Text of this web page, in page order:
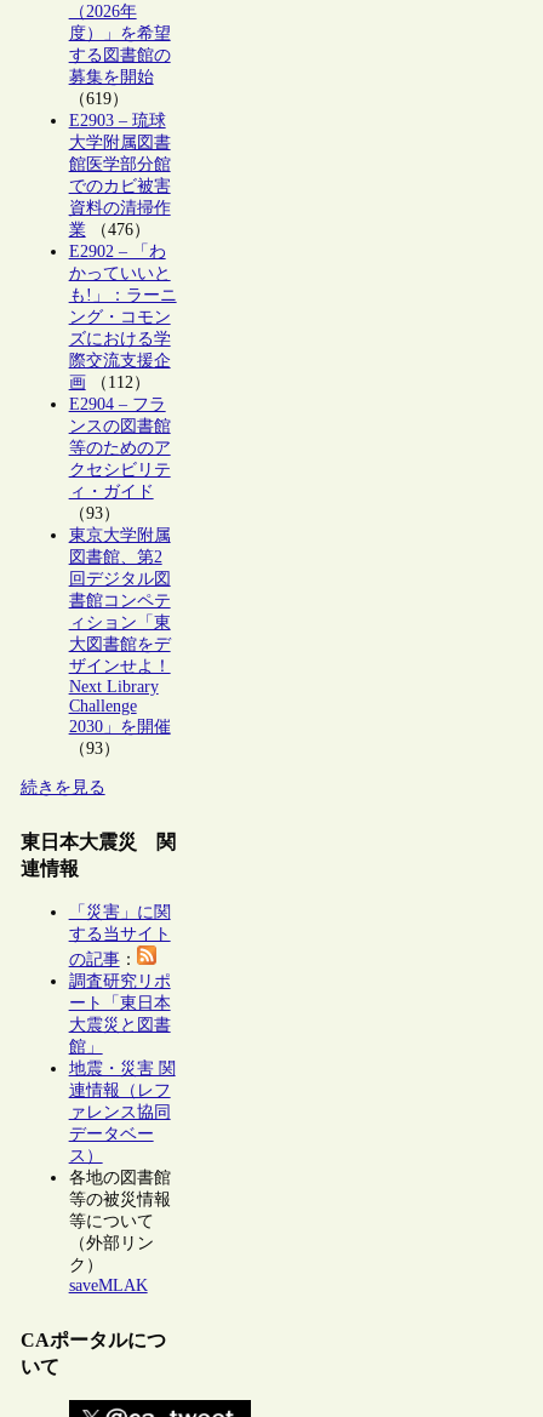
（2026年
度）」を希望
する図書館の
募集を開始
（619）
E2903 – 琉球
大学附属図書
館医学部分館
でのカビ被害
資料の清掃作
業（476）
E2902 – 「わ
かっていいと
も!」：ラーニ
ング・コモン
ズにおける学
際交流支援企
画 （112）
E2904 – フラ
ンスの図書館
等のためのア
クセシビリテ
ィ・ガイド
（93）
東京大学附属
図書館、第2
回デジタル図
書館コンペテ
ィション「東
大図書館をデ
ザインせよ！
Next Library
Challenge
2030」を開催
（93）
続きを見る
東日本大震災 関
連情報
「災害」に関
する当サイト
の記事：
調査研究リポ
ート「東日本
大震災と図書
館」
地震・災害 関
連情報（レフ
ァレンス協同
データベー
ス）
各地の図書館
等の被災情報
等について
（外部リン
ク）
saveMLAK
CAポータルにつ
いて